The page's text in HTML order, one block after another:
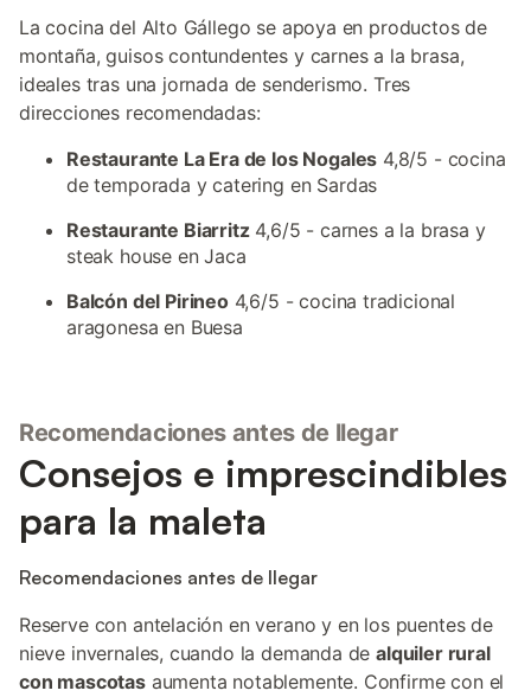
La cocina del Alto Gállego se apoya en productos de
montaña, guisos contundentes y carnes a la brasa,
ideales tras una jornada de senderismo. Tres
direcciones recomendadas:
Restaurante La Era de los Nogales 4,8/5 - cocina
de temporada y catering en Sardas
Restaurante Biarritz4,6/5 - carnes a la brasa y
steak house en Jaca
Balcón del Pirineo4,6/5 - cocina tradicional
aragonesa en Buesa
Recomendaciones antes de llegar
Consejos e imprescindibles
para la maleta
Recomendaciones antes de llegar
Reserve con antelación en verano y en los puentes de
nieve invernales, cuando la demanda dealquiler rural
con mascotasaumenta notablemente. Confirme con el